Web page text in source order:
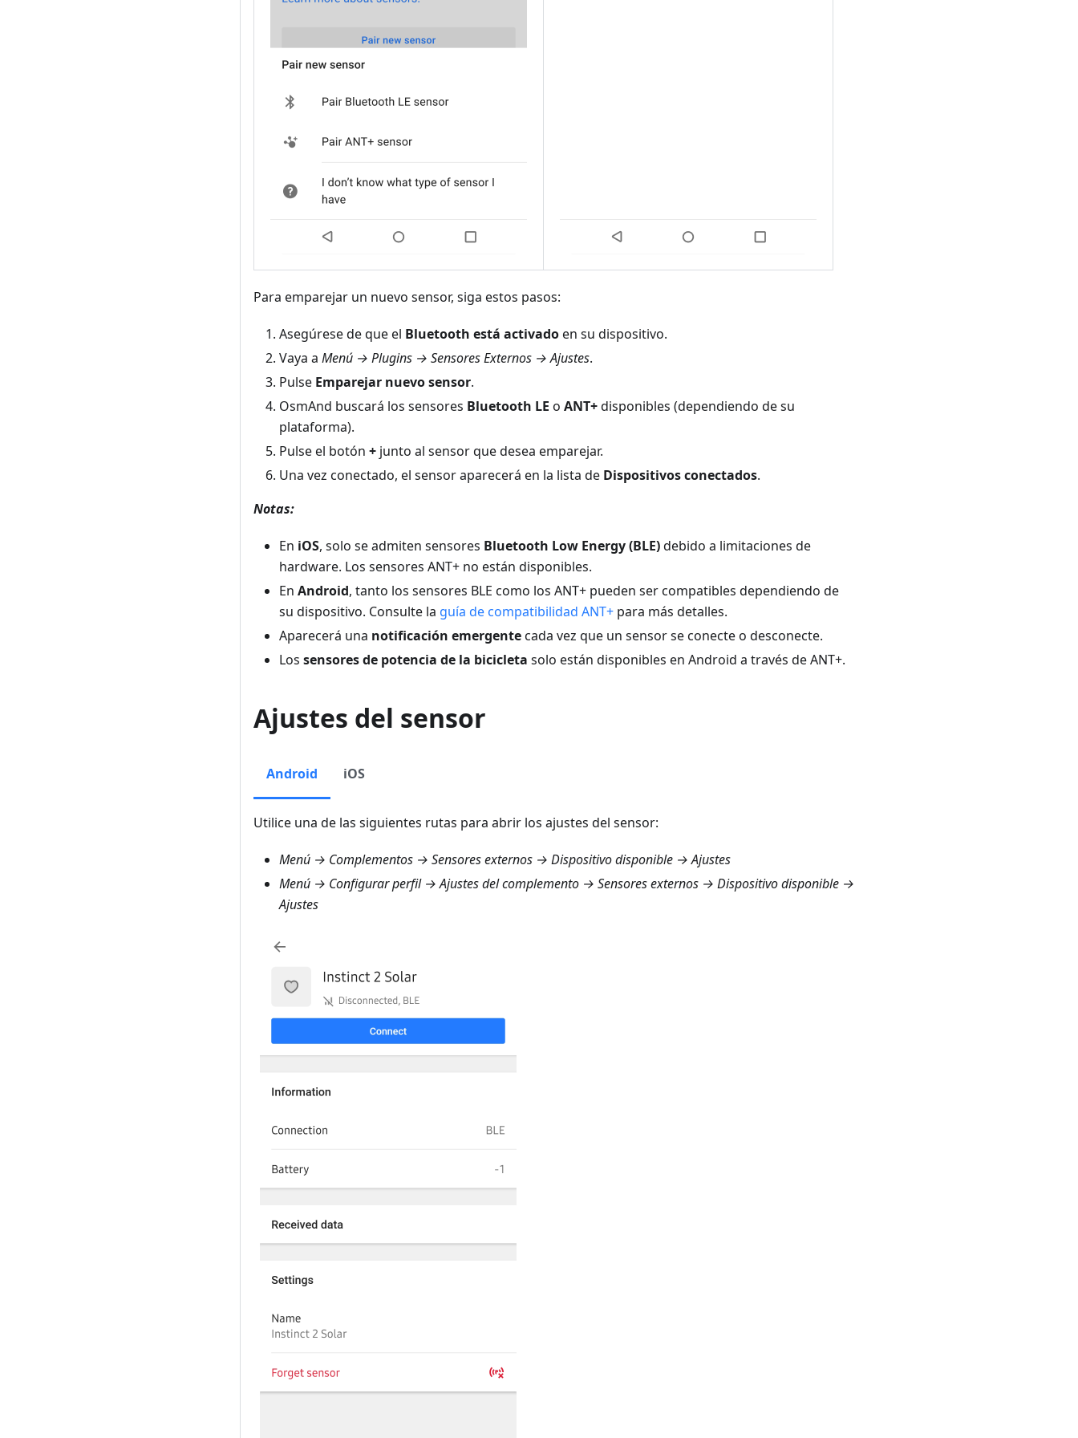
Para emparejar un nuevo sensor, siga estos pasos:
Asegúrese de que el Bluetooth está activadoen su dispositivo.
Vaya a Menú → Plugins → Sensores Externos → Ajustes.
Pulse Emparejar nuevo sensor.
OsmAnd buscará los sensores Bluetooth LE o ANT+disponibles (dependiendo de su
plataforma).
Pulse el botón + junto al sensor que desea emparejar.
Una vez conectado, el sensor aparecerá en la lista de Dispositivos conectados.
Notas:
En iOS, solo se admiten sensores Bluetooth Low Energy (BLE)debido a limitaciones de
hardware. Los sensores ANT+ no están disponibles.
En Android, tanto los sensores BLE como los ANT+ pueden ser compatibles dependiendo de
su dispositivo. Consulte la guía de compatibilidad ANT+ para más detalles.
Aparecerá una notificación emergentecada vez que un sensor se conecte o desconecte.
Los sensores de potencia de la bicicleta solo están disponibles en Android a través de ANT+.
Ajustes del sensor
Android iOS
Utilice una de las siguientes rutas para abrir los ajustes del sensor:
Menú → Complementos → Sensores externos → Dispositivo disponible → Ajustes
Menú → Configurar perfil → Ajustes del complemento → Sensores externos → Dispositivo disponible →
Ajustes